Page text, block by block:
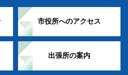
市役所へのアクセス
出張所の案内